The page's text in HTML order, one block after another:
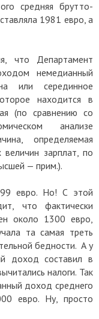
средняя брутто-
1981 евро, а
что Департамент
немедианный
или серединное
находится в
(по сравнению со
анализе
определяемая
зарплат, по
— прим.).
евро. Но! С этой
что фактически
около 1300 евро,
та самая треть
бедности. А у
доход составил в
налоги. Так
доход среднего
евро. Ну, просто